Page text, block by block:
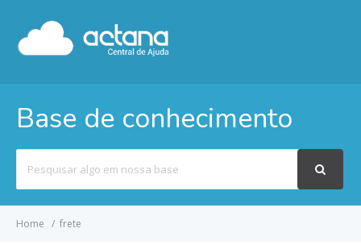
Base de conhecimento
por
Home frete